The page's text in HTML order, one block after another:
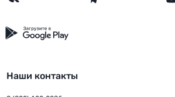
Наши контакты